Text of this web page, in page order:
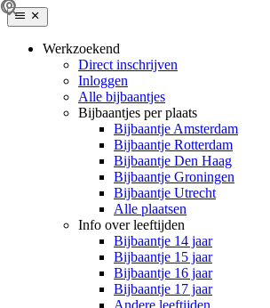
Werkzoekend
Direct inschrijven
Inloggen
Alle bijbaantjes
Bijbaantjes per plaats
Bijbaantje Amsterdam
Bijbaantje Rotterdam
Bijbaantje Den Haag
Bijbaantje Groningen
Bijbaantje Utrecht
Alle plaatsen
Info over leeftijden
Bijbaantje 14 jaar
Bijbaantje 15 jaar
Bijbaantje 16 jaar
Bijbaantje 17 jaar
Andere leeftijden